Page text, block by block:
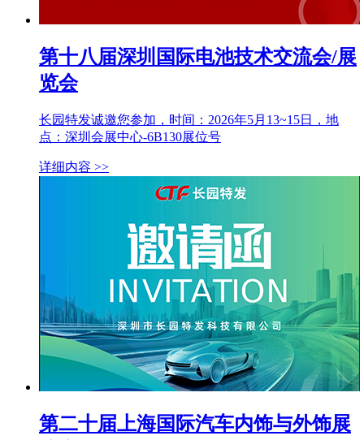
第十八届深圳国际电池技术交流会/展
览会
长园特发诚邀您参加，时间：2026年5月13~15日，地
点：深圳会展中心-6B130展位号
详细内容 >>
第二十届上海国际汽车内饰与外饰展